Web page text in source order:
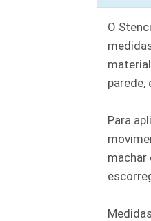
O
parede,
Para
machar